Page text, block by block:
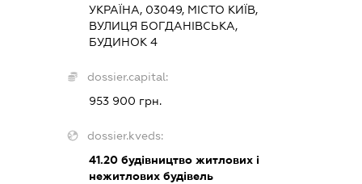
УКРАЇНА, 03049, МІСТО КИЇВ,
ВУЛИЦЯ БОГДАНІВСЬКА,
БУДИНОК 4
dossier.capital:
953 900 грн.
dossier.kveds:
41.20 будівництво житлових і
нежитлових будівель